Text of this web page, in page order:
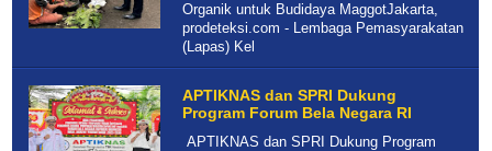
Organik untuk Budidaya MaggotJakarta,
prodeteksi.com - Lembaga Pemasyarakatan
(Lapas) Kel
APTIKNAS dan SPRI Dukung
Program Forum Bela Negara RI
APTIKNAS dan SPRI Dukung Program